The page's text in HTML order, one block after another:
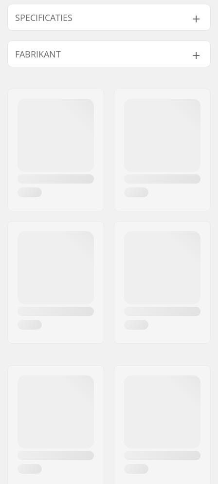
SPECIFICATIES
Dikte:
5mm
Activity:
Watertemperatuur:
10-18 °C, < 5-10 °C
FABRIKANT